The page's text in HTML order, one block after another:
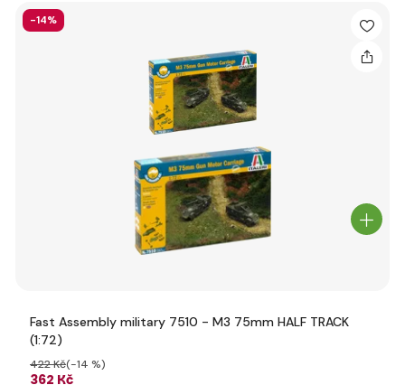
-14%
Fast Assembly military 7510 - M3 75mm HALF TRACK
(1:72)
362 Kč
422 Kč(-14 %)